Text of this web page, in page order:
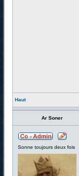
Haut
Ar Soner
Sonne toujours deux fois